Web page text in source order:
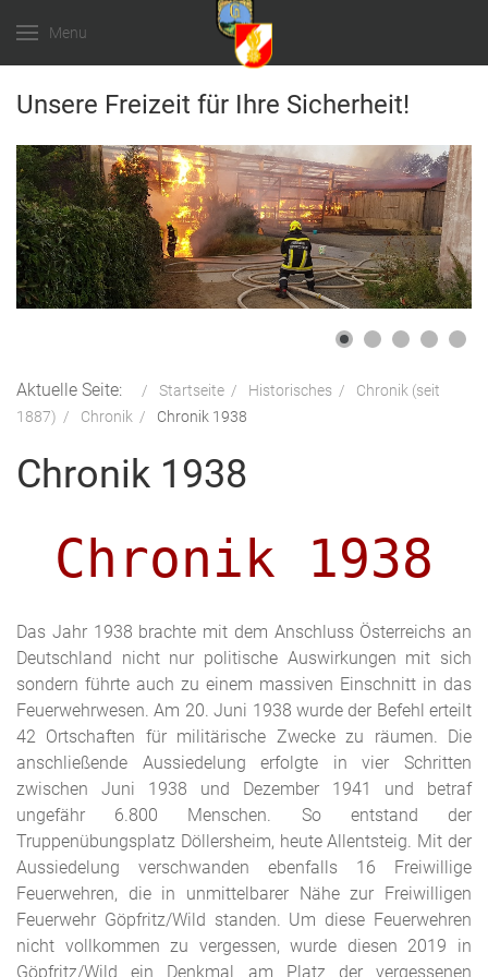
Menu
Unsere Freizeit für Ihre Sicherheit!
Aktuelle Seite: Startseite Historisches
Chronik (seit
1887)
Chronik Chronik 1938
Chronik 1938
Chronik 1938
Das Jahr 1938 brachte mit dem Anschluss Österreichs an
Deutschland nicht nur politische Auswirkungen mit sich
sondern führte auch zu einem massiven Einschnitt in das
Feuerwehrwesen. Am 20. Juni 1938 wurde der Befehl erteilt
42 Ortschaften für militärische Zwecke zu räumen. Die
anschließende Aussiedelung erfolgte in vier Schritten
zwischen Juni 1938 und Dezember 1941 und betraf
ungefähr 6.800 Menschen. So entstand der
Truppenübungsplatz Döllersheim, heute Allentsteig. Mit der
Aussiedelung verschwanden ebenfalls 16 Freiwillige
Feuerwehren, die in unmittelbarer Nähe zur Freiwilligen
Feuerwehr Göpfritz/Wild standen. Um diese Feuerwehren
nicht vollkommen zu vergessen, wurde diesen 2019 in
Göpfritz/Wild ein Denkmal am Platz der vergessenen